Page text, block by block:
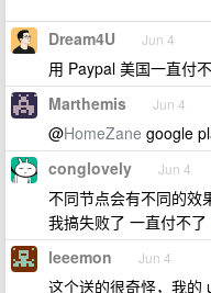
Dream4U Jun 4
用 Paypal 美国一直付
Marthemis Jun 4
@HomeZane google
conglovely Jun 4
不同节点会有不同的效
我搞失败了 一直付不了
leeemon Jun 4
这个送的很奇怪，我的